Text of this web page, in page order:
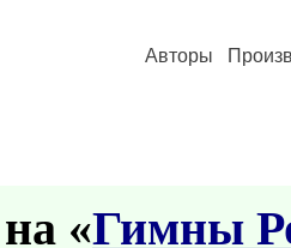
Авторы
«Гимны